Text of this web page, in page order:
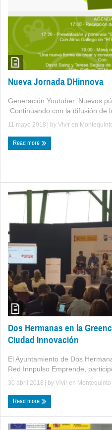
Nueva Jornada DHinnova
Generación Youtuber. Nuevos
Continuando con la difusión de
11 mayo 2018 | by Vivir en
Read more
Dos Hermanas en la
Ciudad Innovación
El Ayuntamiento de Dos
Red Innpulso Emprende,
30 abril 2018 | by Vivir en Montequinto
Read more